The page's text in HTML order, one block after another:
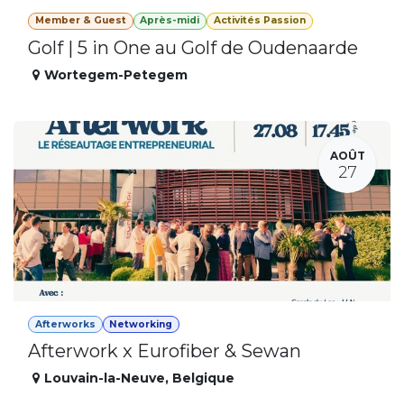
Member & Guest Après-midi Activités Passion
Golf | 5 in One au Golf de Oudenaarde
Wortegem-Petegem
AOÛT
27
Afterworks Networking
Afterwork x Eurofiber & Sewan
Louvain-la-Neuve, Belgique